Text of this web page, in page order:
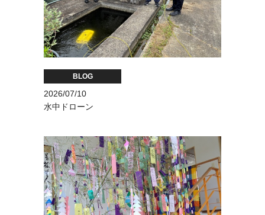
BLOG
2026/07/10
水中ドローン